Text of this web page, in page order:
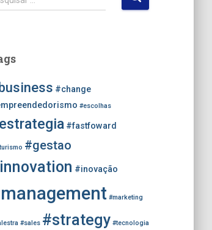
#change
#escolhas
#fastfoward
#gestao
#inovação
#marketing
#sales #strategy #tecnologia